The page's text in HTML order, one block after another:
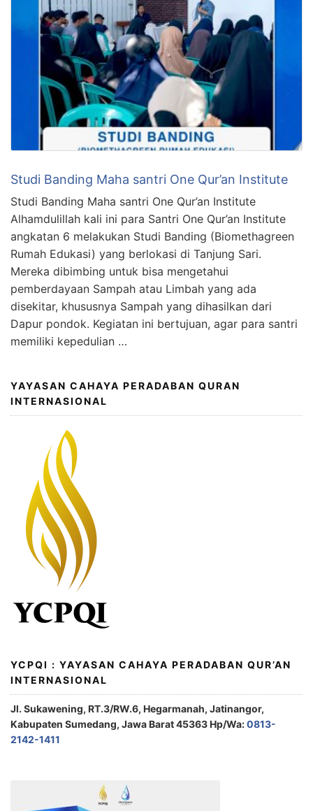
Studi Banding Maha santri One Qur’an Institute
Studi Banding Maha santri One Qur’an Institute
Alhamdulillah kali ini para Santri One Qur’an Institute
angkatan 6 melakukan Studi Banding (Biomethagreen
Rumah Edukasi) yang berlokasi di Tanjung Sari.
Mereka dibimbing untuk bisa mengetahui
pemberdayaan Sampah atau Limbah yang ada
disekitar, khususnya Sampah yang dihasilkan dari
Dapur pondok. Kegiatan ini bertujuan, agar para santri
memiliki kepedulian …
YAYASAN CAHAYA PERADABAN QURAN
INTERNASIONAL
YCPQI : YAYASAN CAHAYA PERADABAN QUR’AN
INTERNASIONAL
Jl. Sukawening, RT.3/RW.6, Hegarmanah, Jatinangor,
Kabupaten Sumedang, Jawa Barat 45363 Hp/Wa:0813-
2142-1411